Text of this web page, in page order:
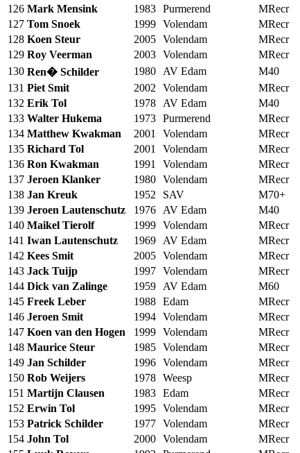
126 Mark Mensink 1983 Purmerend MRecr
127 Tom Snoek 1999 Volendam MRecr
128 Koen Steur 2005 Volendam MRecr
129 Roy Veerman 2003 Volendam MRecr
130 Ren� Schilder 1980 AV Edam M40
131 Piet Smit 2002 Volendam MRecr
132 Erik Tol 1978 AV Edam M40
133 Walter Hukema 1973 Purmerend MRecr
134 Matthew Kwakman 2001 Volendam MRecr
135 Richard Tol 2001 Volendam MRecr
136 Ron Kwakman 1991 Volendam MRecr
137 Jeroen Klanker 1980 Volendam MRecr
138 Jan Kreuk 1952 SAV M70+
139 Jeroen Lautenschutz 1976 AV Edam M40
140 Maikel Tierolf 1999 Volendam MRecr
141 Iwan Lautenschutz 1969 AV Edam MRecr
142 Kees Smit 2005 Volendam MRecr
143 Jack Tuijp 1997 Volendam MRecr
144 Dick van Zalinge 1959 AV Edam M60
145 Freek Leber 1988 Edam MRecr
146 Jeroen Smit 1994 Volendam MRecr
147 Koen van den Hogen 1999 Volendam MRecr
148 Maurice Steur 1985 Volendam MRecr
149 Jan Schilder 1996 Volendam MRecr
150 Rob Weijers 1978 Weesp MRecr
151 Martijn Clausen 1983 Edam MRecr
152 Erwin Tol 1995 Volendam MRecr
153 Patrick Schilder 1977 Volendam MRecr
154 John Tol 2000 Volendam MRecr